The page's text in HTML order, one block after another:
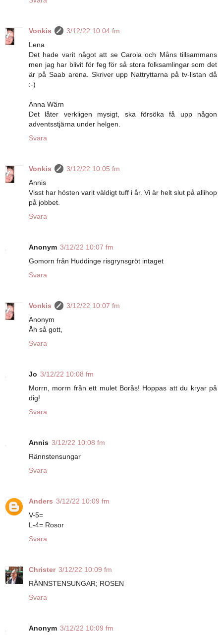
Vonkis
3/12/22 10:04 fm
Lena
Det hade varit något att se Carola och Måns tillsammans
men jag har blivit för feg för så stora folksamlingar som det
är på Saab arena. Skriver upp Nattryttarna på tv-listan då
:-)
Anna Wärn
Det låter verkligen mysigt, ska försöka få upp någon
adventsstjärna under helgen.
Svara
Vonkis
3/12/22 10:05 fm
Annis
Visst har hösten varit väldigt tuff i år. Vi är helt slut på allihop
på jobbet.
Svara
Anonym 3/12/22 10:07 fm
Gomorn från Huddinge risgrynsgröt intaget
Svara
Vonkis
3/12/22 10:07 fm
Anonym
Åh så gott,
Svara
Jo 3/12/22 10:08 fm
Morrn, morrn från ett mulet Borås! Hoppas att du kryar på
dig!
Svara
Annis 3/12/22 10:08 fm
Rännstensungar
Svara
Anders 3/12/22 10:09 fm
V-5=
L-4= Rosor
Svara
Christer 3/12/22 10:09 fm
RÄNNSTENSUNGAR; ROSEN
Svara
Anonym 3/12/22 10:09 fm